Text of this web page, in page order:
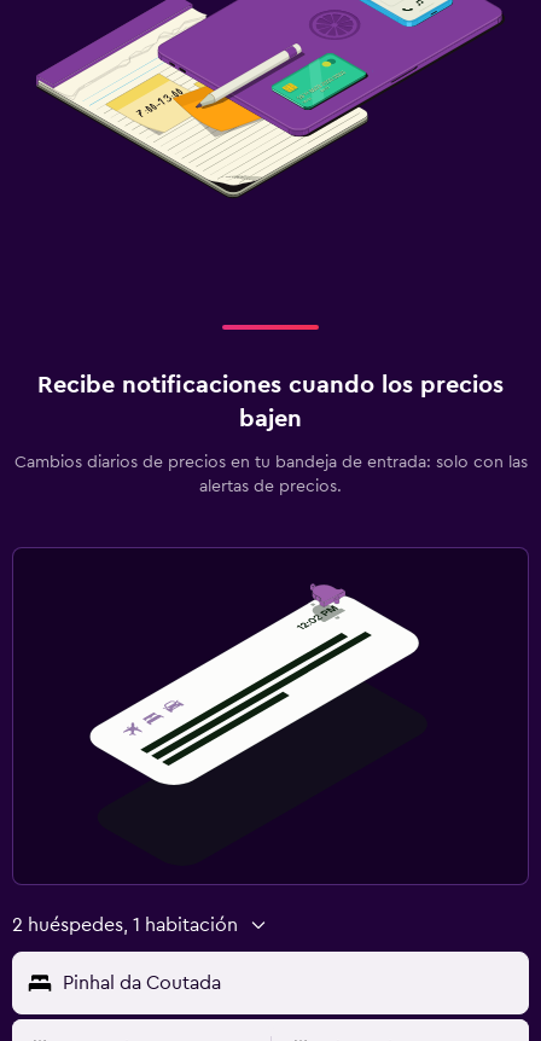
Recibe notificaciones cuando los precios
bajen
Cambios diarios de precios en tu bandeja de entrada: solo con las
alertas de precios.
2 huéspedes, 1 habitación
Pinhal da Coutada